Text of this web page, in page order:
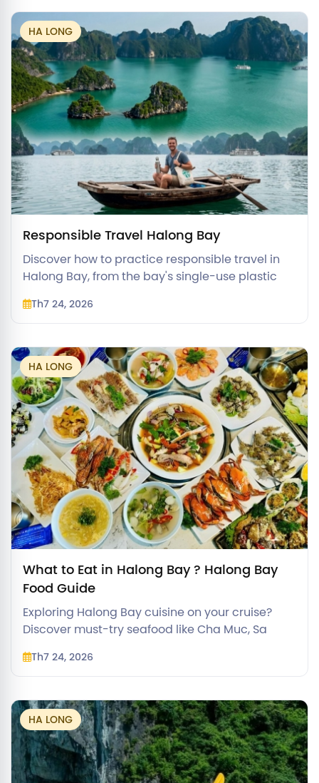
HA LONG
Responsible Travel Halong Bay
Discover how to practice responsible travel in
Halong Bay, from the bay's single-use plastic
sustainable cruise.
Th7 24, 2026
HA LONG
What to Eat in Halong Bay ? Halong Bay
Food Guide
Exploring Halong Bay cuisine on your cruise?
Discover must-try seafood like Cha Muc, Sa
dietary tips.
Th7 24, 2026
HA LONG